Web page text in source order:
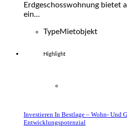
Erdgeschosswohnung bietet
ein...
TypeMietobjekt
Highlight
Investieren In Bestlage – Wohn- Und
Entwicklungspotenzial